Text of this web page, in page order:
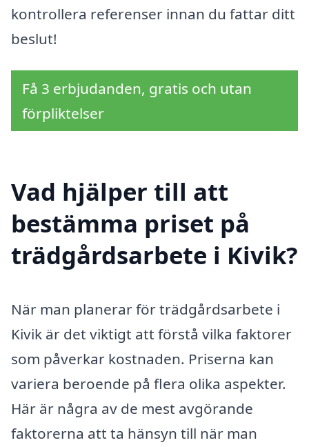
kontrollera referenser innan du fattar ditt
beslut!
Få 3 erbjudanden, gratis och utan
förpliktelser
Vad hjälper till att
bestämma priset på
trädgårdsarbete i Kivik?
När man planerar för trädgårdsarbete i
Kivik är det viktigt att förstå vilka faktorer
som påverkar kostnaden. Priserna kan
variera beroende på flera olika aspekter.
Här är några av de mest avgörande
faktorerna att ta hänsyn till när man